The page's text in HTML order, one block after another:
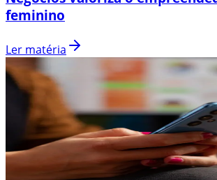
feminino
Ler matéria